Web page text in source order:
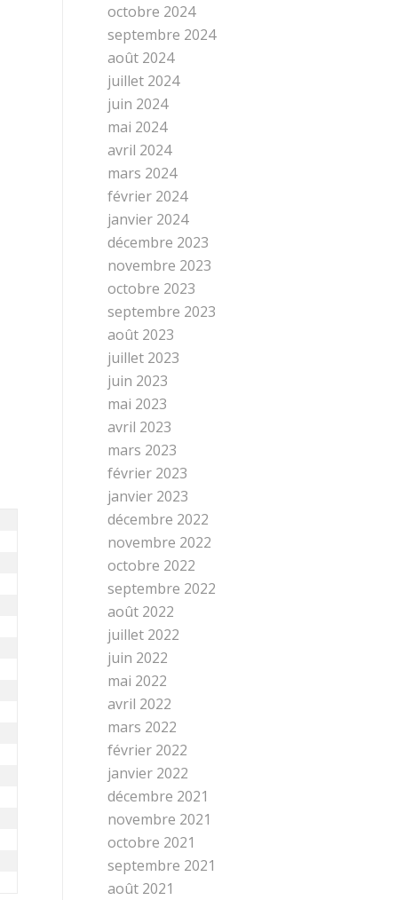
octobre 2024
septembre 2024
août 2024
juillet 2024
juin 2024
mai 2024
avril 2024
mars 2024
février 2024
janvier 2024
décembre 2023
novembre 2023
octobre 2023
septembre 2023
août 2023
juillet 2023
juin 2023
mai 2023
avril 2023
mars 2023
février 2023
janvier 2023
décembre 2022
novembre 2022
octobre 2022
septembre 2022
août 2022
juillet 2022
juin 2022
mai 2022
avril 2022
mars 2022
février 2022
janvier 2022
décembre 2021
novembre 2021
octobre 2021
septembre 2021
août 2021